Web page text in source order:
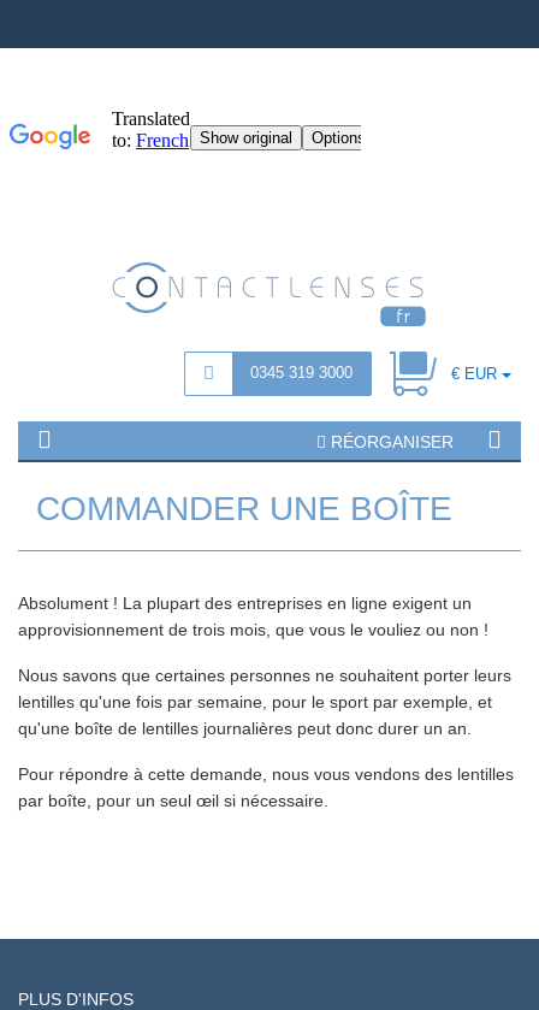
0345 319 3000 € EUR
RÉORGANISER
COMMANDER UNE BOÎTE
Absolument ! La plupart des entreprises en ligne exigent un
approvisionnement de trois mois, que vous le vouliez ou non !
Nous savons que certaines personnes ne souhaitent porter leurs
lentilles qu'une fois par semaine, pour le sport par exemple, et
qu'une boîte de lentilles journalières peut donc durer un an.
Pour répondre à cette demande, nous vous vendons des lentilles
par boîte, pour un seul œil si nécessaire.
PLUS D'INFOS